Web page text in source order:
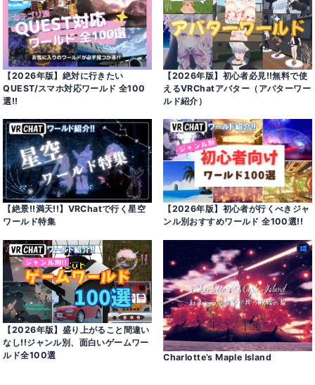
【2026年版】絶対に行きたい
QUEST/スマホ対応ワールド 全100
選!!
【2026年版】初心者必見!!無料で使
えるVRChatアバター（アバターワー
ルド紹介）
【絶景!!満天!!】VRChatで行く星空
ワールド特集
【2026年版】初心者が行くべきジャ
ンル別おすすめワールド 全100選!!
【2026年版】盛り上がること間違い
なし!!ジャンル別、面白いゲームワー
ルド全100選
Charlotte’s Maple Island